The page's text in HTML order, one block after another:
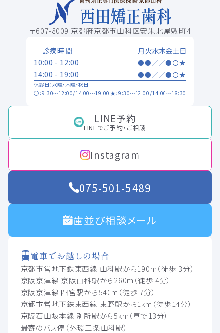
〒607-8009 京都府京都市山科区安朱北屋敷町4
診療時間
月火水木金土日
10:00 - 12:00
●● ／ ／●〇★
14:00 - 19:00 ●● ／ ／●〇★
休診日：水曜・木曜・祝日
〇：9:30～12:00/14:00～19:00 ★：9:30～12:00/14:00～18:30
LINE予約
LINEでご予約・ご相談
Instagram
075-501-5489
歯並び相談メール
電車でお越しの場合
京都市営地下鉄東西線 山科駅から190m（徒歩 3分）
京阪京津線 京阪山科駅から260m（徒歩 4分）
京阪京津線 四宮駅から540m（徒歩 7分）
京都市営地下鉄東西線 東野駅から1km（徒歩14分）
京阪石山坂本線 別所駅から5km（車で13分）
最寄のバス停（外環三条山科駅）